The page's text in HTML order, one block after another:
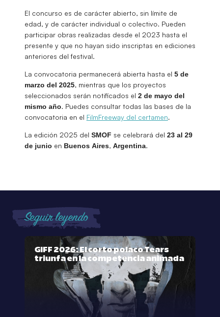
El concurso es de carácter abierto, sin límite de
edad, y de carácter individual o colectivo. Pueden
participar obras realizadas desde el 2023 hasta el
presente y que no hayan sido inscriptas en ediciones
anteriores del festival.
La convocatoria permanecerá abierta hasta el 5 de
marzo del 2025, mientras que los proyectos
seleccionados serán notificados el 2 de mayo del
mismo año. Puedes consultar todas las bases de la
convocatoria en el FilmFreeway del certamen.
La edición 2025 del SMOF se celebrará del 23 al 29
de junio en Buenos Aires, Argentina.
Seguir leyendo
GIFF 2026: El corto polaco Tears
triunfa en la competencia animada